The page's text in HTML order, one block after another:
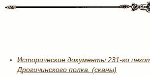
Исторические документы 231-го
Дрогичинского полка. (сканы)